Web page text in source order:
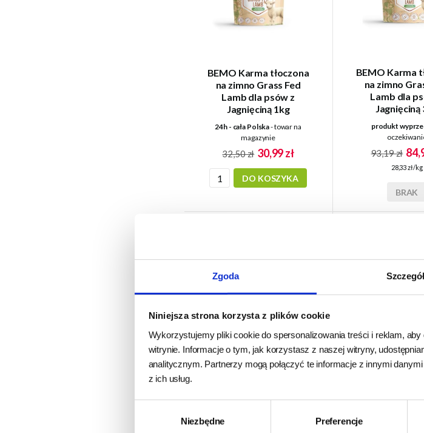
Zgoda
Niniejsza strona korzysta z plików cookie
Wykorzystujemy pliki cookie do spersonalizowania treści i reklam,
witrynie. Informacje o tym, jak korzystasz z naszej witryny,
analitycznym. Partnerzy mogą połączyć te informacje z innymi
z ich usług.
Niezbędne Preferencje
BEMO Karma tłoczona
na zimno Grass Fed
Lamb dla psów z
Jagnięciną 1kg
24h - cała Polska- towar na
magazynie
32,50 zł 30,99 zł
DO KOSZYKA
BEMO Karma
na zimno
Lamb dla
Jagnięciną
produkt
93,19 zł
28,33 zł/kg
BRAK
psów z Wołowiną Angus
psów z